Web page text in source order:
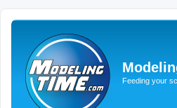
Feeding your